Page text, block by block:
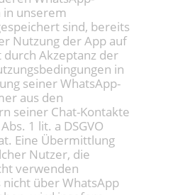
in unserem
sind, bereits
Nutzung der App auf
durch Akzeptanz der
in
seiner WhatsApp-
aus den
seiner Chat-Kontakte
1 lit. a DSGVO
Eine Übermittlung
Nutzer, die
verwenden
über WhatsApp